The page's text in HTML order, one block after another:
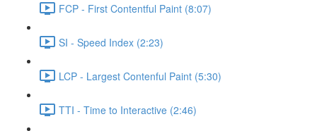
FCP - First Contentful Paint (8:07)
SI - Speed Index (2:23)
LCP - Largest Contenful Paint (5:30)
TTI - Time to Interactive (2:46)